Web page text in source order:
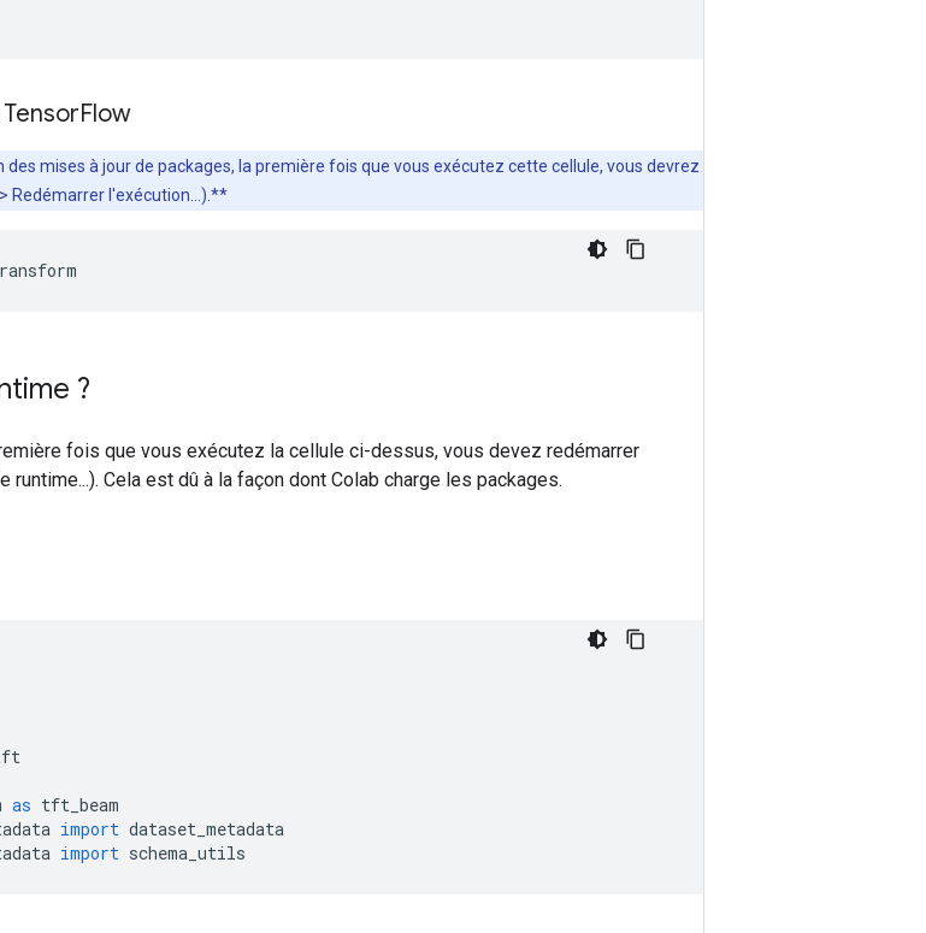
Flow
des mises à jour de packages, la première fois que vous exécutez cette cellule, vous devrez
Redémarrer l'exécution...).**
?
fois que vous exécutez la cellule ci-dessus, vous devez redémarrer
runtime...). Cela est dû à la façon dont Colab charge les packages.
as tft_beam
import dataset_metadata
import schema_utils